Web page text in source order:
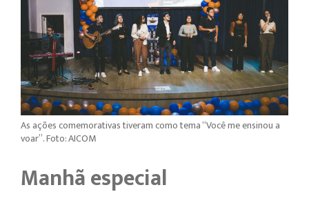
As ações comemorativas tiveram como tema “Você me ensinou a
voar”. Foto: AICOM
Manhã especial